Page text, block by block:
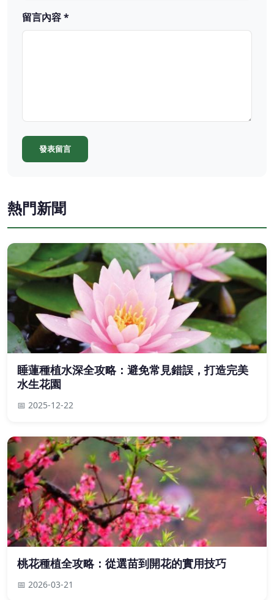
留言內容 *
發表留言
熱門新聞
睡蓮種植水深全攻略：避免常見錯誤，打造完美
水生花園
📅 2025-12-22
桃花種植全攻略：從選苗到開花的實用技巧
📅 2026-03-21